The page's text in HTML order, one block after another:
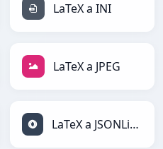
LaTeX a INI
LaTeX a JPEG
LaTeX a JSONLines